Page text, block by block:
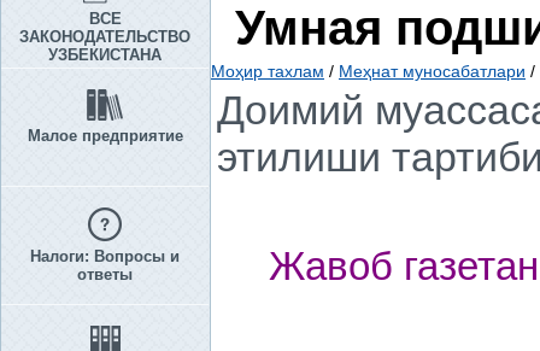
ВСЕ
ЗАКОНОДАТЕЛЬСТВО
УЗБЕКИСТАНА
Малое предприятие
Налоги: Вопросы и
ответы
Умная
Моҳир тахлам / Меҳнат муносабатлари /
Доимий
этилиши
Жавоб